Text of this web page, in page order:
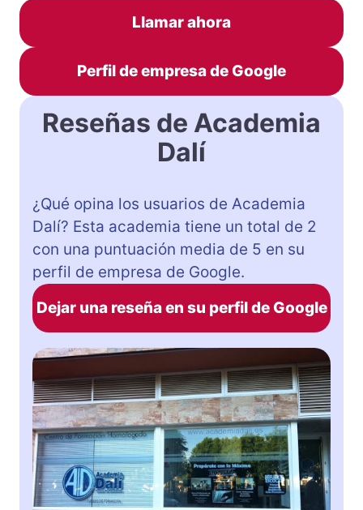
Llamar ahora
Perfil de empresa de Google
Reseñas de Academia
Dalí
¿Qué opina los usuarios de Academia
Dalí? Esta academia tiene un total de 2
con una puntuación media de 5 en su
perfil de empresa de Google.
Dejar una reseña en su perfil de Google